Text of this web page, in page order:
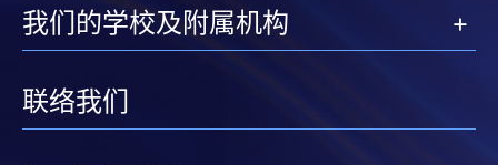
我们的学校及附属机构
联络我们